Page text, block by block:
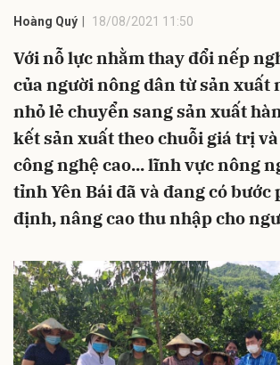
Hoàng Quý 18/08/2021 11:50
Với nỗ lực nhằm thay đổi nếp
của người nông dân từ sản xuất
nhỏ lẻ chuyển sang sản xuất
kết sản xuất theo chuỗi giá trị
công nghệ cao... lĩnh vực nông
tỉnh Yên Bái đã và đang có
định, nâng cao thu nhập cho